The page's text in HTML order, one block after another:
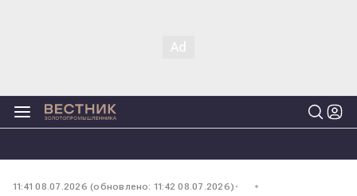
11:41 08.07.2026 (обновлено: 11:42 08.07.2026)